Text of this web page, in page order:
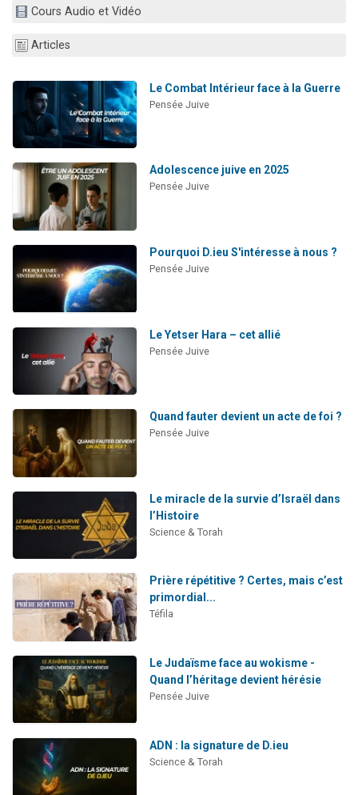
12 nouvelles musiques dans Torah-Box Music
Cours Audio et Vidéo
Articles
Le Combat Intérieur face à la Guerre
Pensée Juive
Adolescence juive en 2025
Pensée Juive
Pourquoi D.ieu S'intéresse à nous ?
Pensée Juive
Le Yetser Hara – cet allié
Pensée Juive
Quand fauter devient un acte de foi ?
Pensée Juive
Le miracle de la survie d’Israël dans
l’Histoire
Science & Torah
Prière répétitive ? Certes, mais c’est
primordial...
Téfila
Le Judaïsme face au wokisme -
Quand l’héritage devient hérésie
Pensée Juive
ADN : la signature de D.ieu
Science & Torah